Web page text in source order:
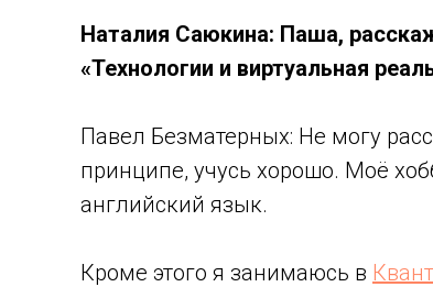
Наталия Саюкина: Паша,
«Технологии и виртуальная
Павел Безматерных: Не могу
принципе, учусь хорошо. Моё
английский язык.
Кроме этого я занимаюсь в